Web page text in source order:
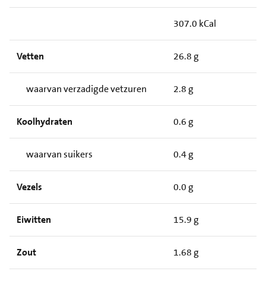
307.0 kCal
Vetten 26.8 g
waarvan verzadigde vetzuren 2.8 g
Koolhydraten 0.6 g
waarvan suikers 0.4 g
Vezels 0.0 g
Eiwitten 15.9 g
Zout 1.68 g